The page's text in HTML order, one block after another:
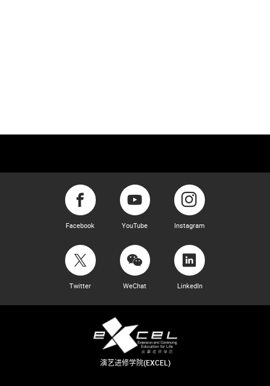
Facebook YouTube Instagram
Twitter WeChat LinkedIn
演艺进修学院(EXCEL)